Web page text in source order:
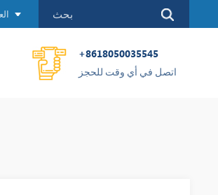
+8618050035545
اتصل في أي وقت للحجز